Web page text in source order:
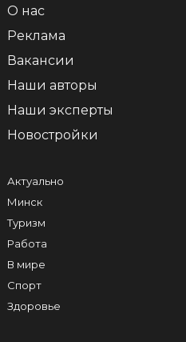
О нас
Реклама
Вакансии
Наши авторы
Наши эксперты
Новостройки
Актуально
Минск
Туризм
Работа
В мире
Спорт
Здоровье